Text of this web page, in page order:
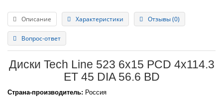
Описание Характеристики Отзывы (0)
Вопрос-ответ
Диски Tech Line 523 6x15 PCD 4x114.3
ET 45 DIA 56.6 BD
Страна-производитель: Россия